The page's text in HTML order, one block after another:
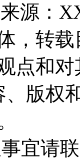
源：
，转
点和
版权
宜请